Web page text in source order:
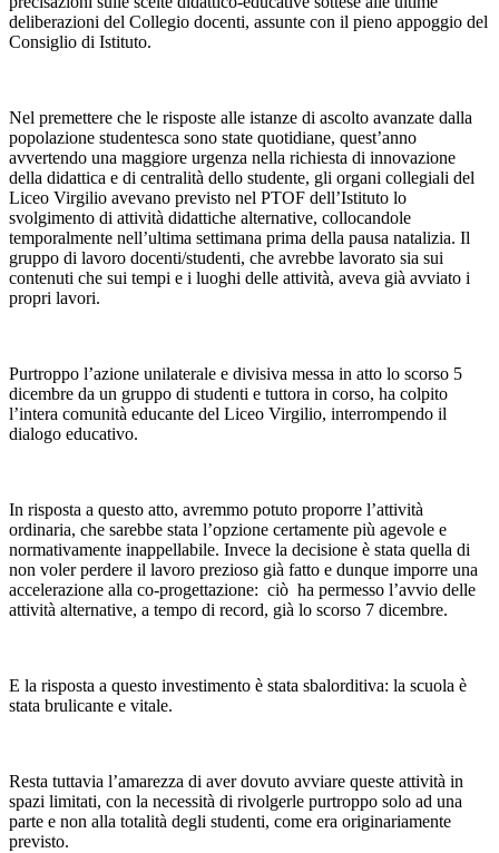
deliberazioni del Collegio docenti, assunte con il pieno appoggio del
Consiglio di Istituto.
Nel premettere che le risposte alle istanze di ascolto avanzate dalla
popolazione studentesca sono state quotidiane, quest’anno
avvertendo una maggiore urgenza nella richiesta di innovazione
della didattica e di centralità dello studente, gli organi collegiali del
Liceo Virgilio avevano previsto nel PTOF dell’Istituto lo
svolgimento di attività didattiche alternative, collocandole
temporalmente nell’ultima settimana prima della pausa natalizia. Il
gruppo di lavoro docenti/studenti, che avrebbe lavorato sia sui
contenuti che sui tempi e i luoghi delle attività, aveva già avviato i
propri lavori.
Purtroppo l’azione unilaterale e divisiva messa in atto lo scorso 5
dicembre da un gruppo di studenti e tuttora in corso, ha colpito
l’intera comunità educante del Liceo Virgilio, interrompendo il
dialogo educativo.
In risposta a questo atto, avremmo potuto proporre l’attività
ordinaria, che sarebbe stata l’opzione certamente più agevole e
normativamente inappellabile. Invece la decisione è stata quella di
non voler perdere il lavoro prezioso già fatto e dunque imporre una
accelerazione alla co-progettazione: ciò ha permesso l’avvio delle
attività alternative, a tempo di record, già lo scorso 7 dicembre.
E la risposta a questo investimento è stata sbalorditiva: la scuola è
stata brulicante e vitale.
Resta tuttavia l’amarezza di aver dovuto avviare queste attività in
spazi limitati, con la necessità di rivolgerle purtroppo solo ad una
parte e non alla totalità degli studenti, come era originariamente
previsto.